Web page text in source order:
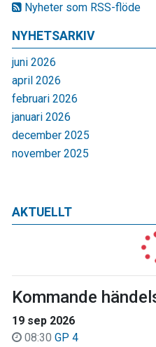
Nyheter som RSS-flöde
NYHETSARKIV
juni 2026
april 2026
februari 2026
januari 2026
december 2025
november 2025
AKTUELLT
Kommande
19 sep 2026
08:30 GP 4